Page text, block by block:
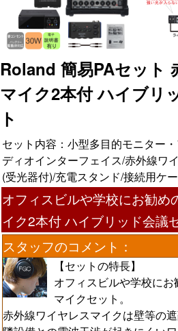
Roland 簡易PAセット
マイク2本付 ハイブリ
ト
セット内容：小型多目的モニター
ディオインターフェイス/赤外線ワ
(受光器付)/充電スタンド/接続用ケ
オフィスビルや学校にお勧め
イク2本付 ハイブリッド会議
スタッフのコメント：
【セットの特長】
オフィスビルや学校に
マイクセット。
赤外線ワイヤレスマイクは壁等の